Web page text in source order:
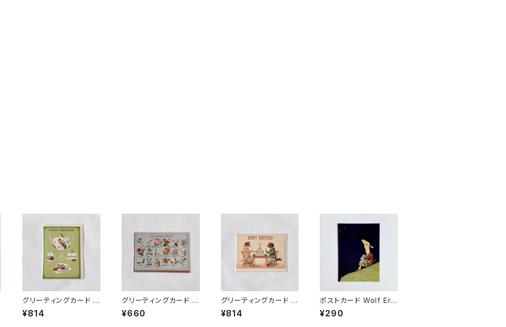
グリーティングカード H
BDティータイム
¥814
グリーティングカード 花
言葉
¥660
グリーティングカード H
BDドッグ
¥814
ポストカード Wolf Erl
bruch 夜空
¥290